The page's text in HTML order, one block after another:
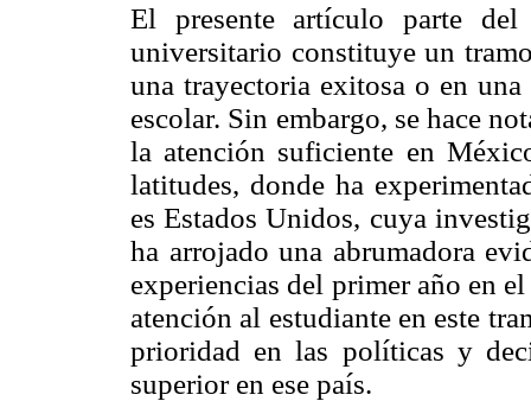
El presente artículo parte
universitario constituye un
una trayectoria exitosa o en
escolar. Sin embargo, se hace
la atención suficiente en
latitudes, donde ha
es Estados Unidos, cuya
ha arrojado una abrumadora
experiencias del primer año en
atención al estudiante en este
prioridad en las políticas y
superior en ese país.